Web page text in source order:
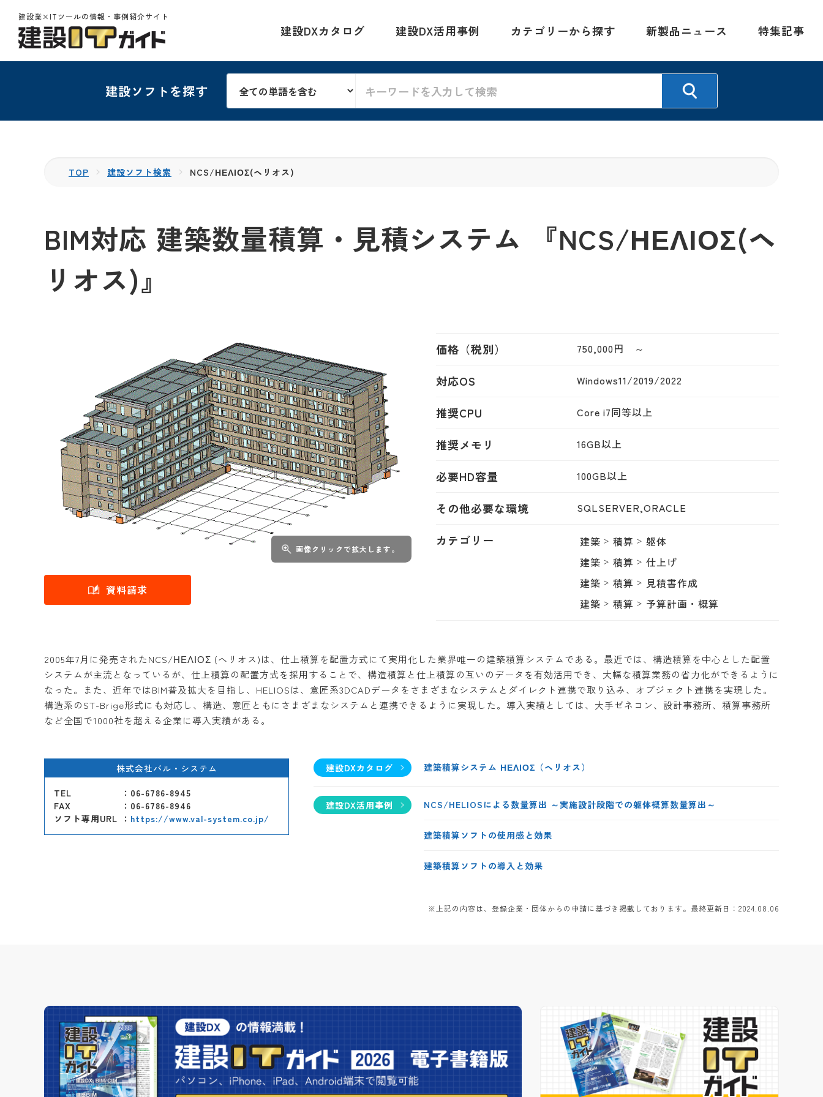
建設業×ITツールの情報・事例紹介サイト
建設DXカタログ 建設DX活用事例 カテゴリーから探す 新製品ニュース 特集記事
建設ソフトを探す
TOP 建設ソフト検索 NCS/ΗΕΛΙΟΣ(ヘリオス)
BIM対応 建築数量積算・見積システム 『NCS/ΗΕΛΙΟΣ(ヘ
リオス)』
画像クリックで拡大します。
資料請求
価格（税別） 750,000円 ～
対応OS Windows11/2019/2022
推奨CPU Core i7同等以上
推奨メモリ 16GB以上
必要HD容量 100GB以上
その他必要な環境 SQLSERVER,ORACLE
カテゴリー 建築 積算
躯体
建築
積算
仕上げ
建築
積算
見積書作成
建築
積算 予算計画・概算
2005年7月に発売されたNCS/ΗΕΛΙΟΣ (ヘリオス)は、仕上積算を配置方式にて実用化した業界唯一の建築積算システムである。最近では、構造積算を中心とした配置
システムが主流となっているが、仕上積算の配置方式を採用することで、構造積算と仕上積算の互いのデータを有効活用でき、大幅な積算業務の省力化ができるように
なった。また、近年ではBIM普及拡大を目指し、HELIOSは、意匠系3DCADデータをさまざまなシステムとダイレクト連携で取り込み、オブジェクト連携を実現した。
構造系のST-Brige形式にも対応し、構造、意匠ともにさまざまなシステムと連携できるように実現した。導入実績としては、大手ゼネコン、設計事務所、積算事務所
など全国で1000社を超える企業に導入実績がある。
株式会社バル・システム
TEL
：06-6786-8945
FAX
：06-6786-8946
ソフト専用URL
： https://www.val-system.co.jp/
建設DXカタログ 建築積算システム ΗΕΛΙΟΣ（ヘリオス）
建設DX活用事例 NCS/HELIOSによる数量算出 ～実施設計段階での躯体概算数量算出～
建築積算ソフトの使用感と効果
建築積算ソフトの導入と効果
※上記の内容は、登録企業・団体からの申請に基づき掲載しております。最終更新日：2024.08.06